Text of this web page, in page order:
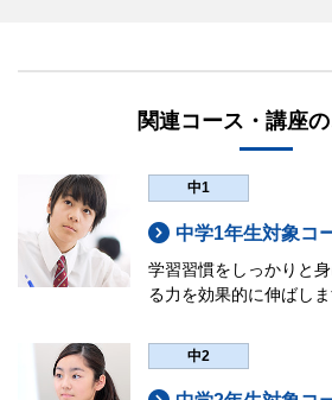
関連コース・講座
中1
中学1年生対象コ
学習習慣をしっかりと
る力を効果的に伸ばしま
中2